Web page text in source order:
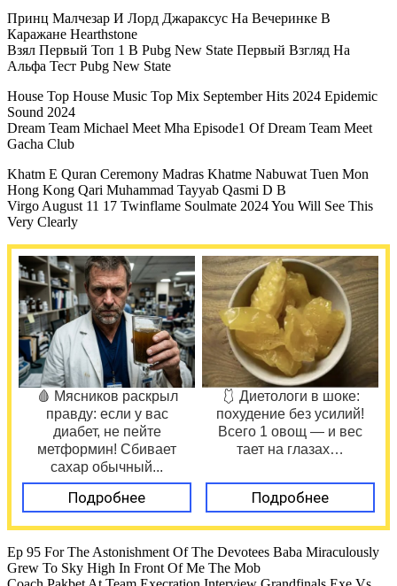
Принц Малчезар И Лорд Джараксус На Вечеринке В
Каражане Hearthstone
Взял Первый Топ 1 В Pubg New State Первый Взгляд На
Альфа Тест Pubg New State
House Top House Music Top Mix September Hits 2024 Epidemic
Sound 2024
Dream Team Michael Meet Mha Episode1 Of Dream Team Meet
Gacha Club
Khatm E Quran Ceremony Madras Khatme Nabuwat Tuen Mon
Hong Kong Qari Muhammad Tayyab Qasmi D B
Virgo August 11 17 Twinflame Soulmate 2024 You Will See This
Very Clearly
🩸 Мясников раскрыл
правду: если у вас
диабет, не пейте
метформин! Сбивает
сахар обычный...
Подробнее
🩱 Диетологи в шоке:
похудение без усилий!
Всего 1 овощ — и вес
тает на глазах…
Подробнее
Ep 95 For The Astonishment Of The Devotees Baba Miraculously
Grew To Sky High In Front Of Me The Mob